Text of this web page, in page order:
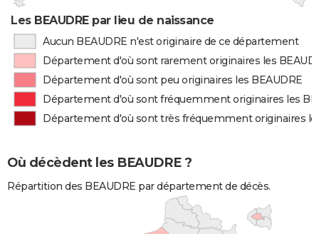
Les BEAUDRE par lieu de naissance
Aucun BEAUDRE n'est originaire de ce département
Département d'où sont rarement originaires les
Département d'où sont peu originaires les BEAUDRE
Département d'où sont fréquemment originaires les
Département d'où sont très fréquemment originaires
Où décèdent les BEAUDRE ?
Répartition des BEAUDRE par département de décès.